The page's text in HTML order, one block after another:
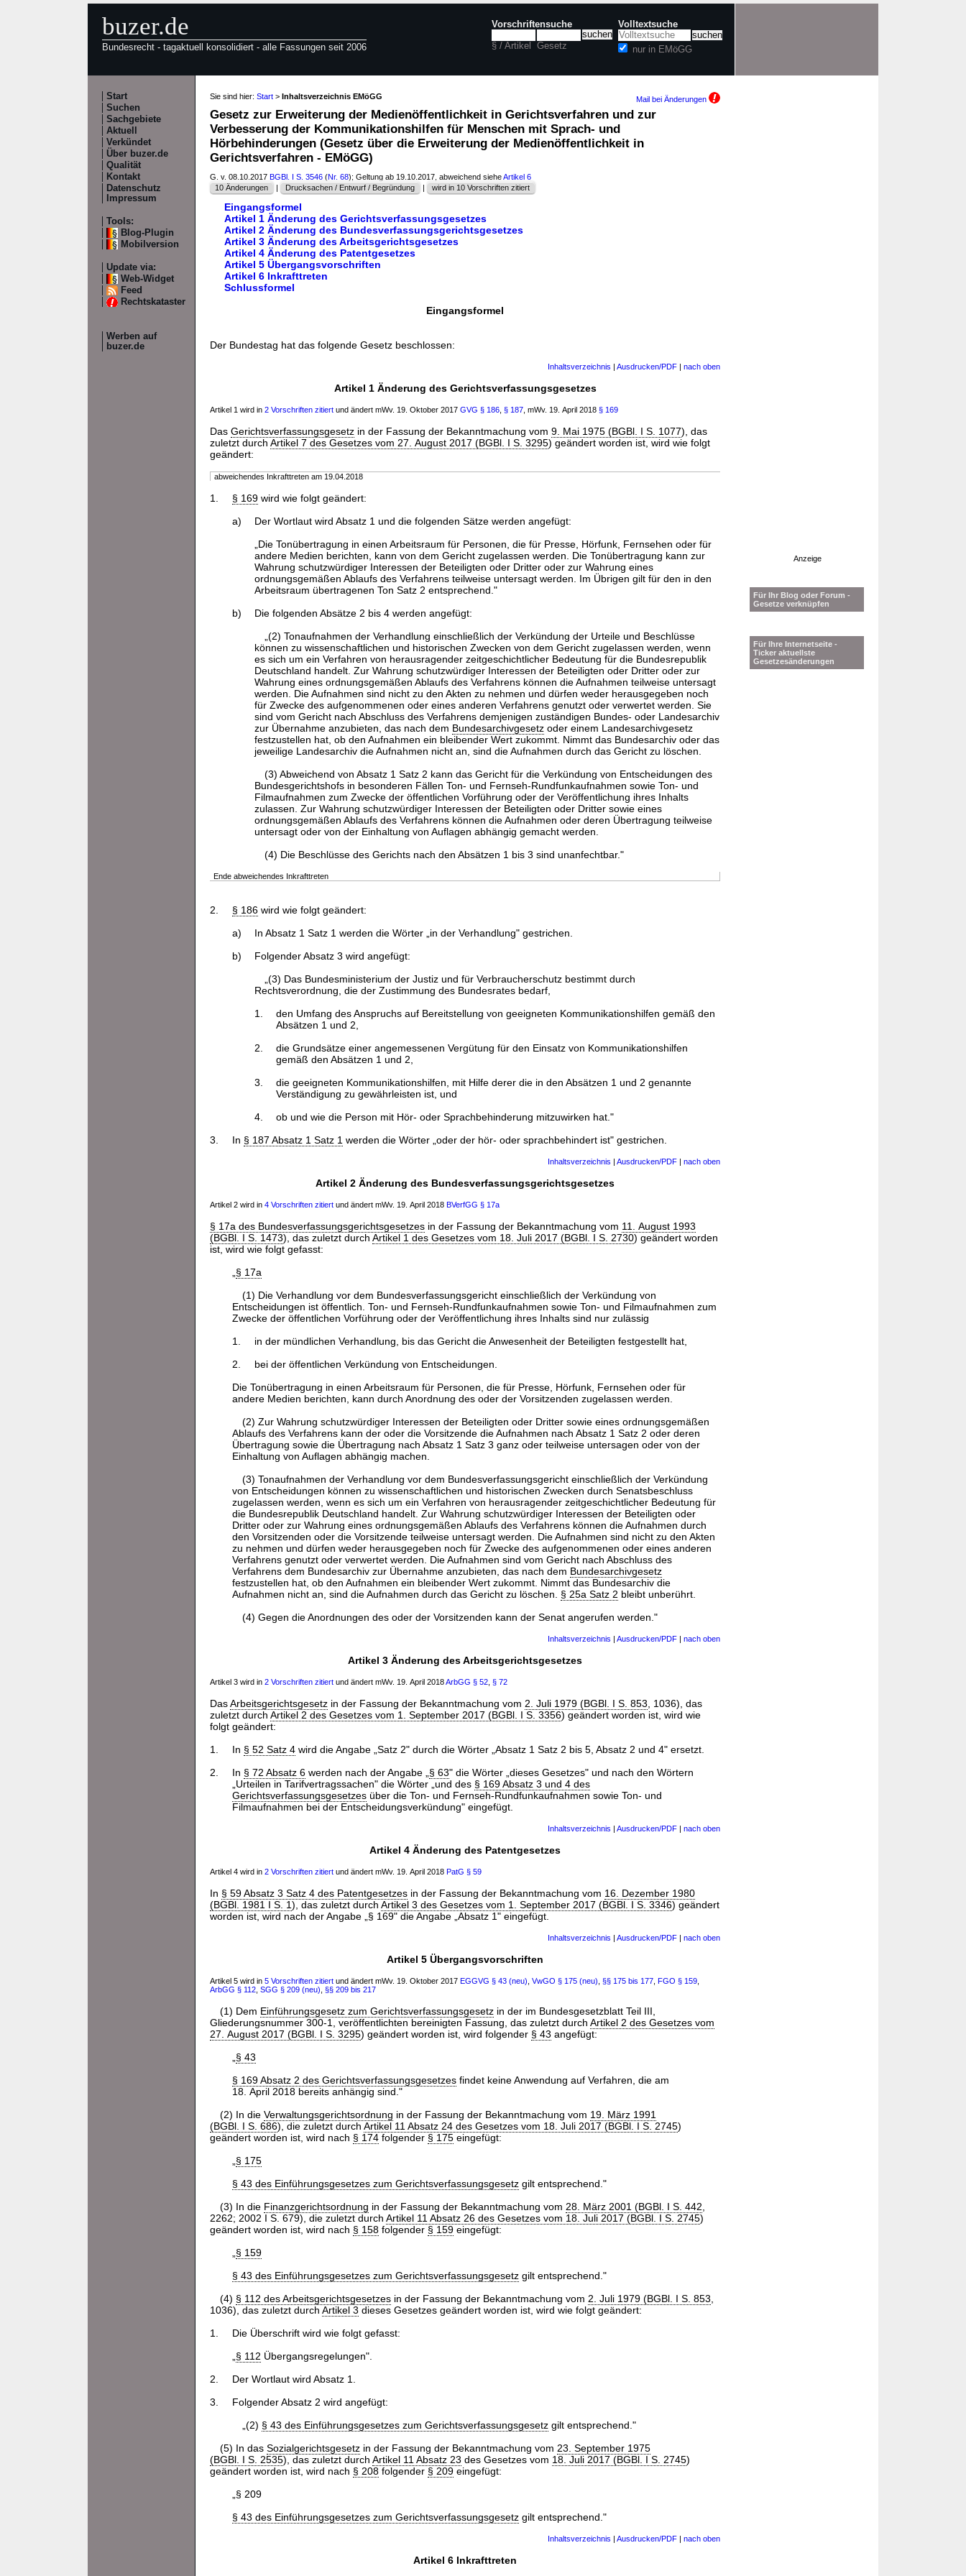
buzer.de
Bundesrecht - tagaktuell konsolidiert - alle Fassungen seit 2006
Vorschriftensuche
§ / Artikel Gesetz
Volltextsuche
nur in EMöGG
Start
Suchen
Sachgebiete
Aktuell
Verkündet
Über buzer.de
Qualität
Kontakt
Datenschutz
Impressum
Tools:
Blog-Plugin
Mobilversion
Update via:
Web-Widget
Feed
Rechtskataster
Werben auf
buzer.de
Sie sind hier: Start > Inhaltsverzeichnis EMöGG Mail bei Änderungen
Gesetz zur Erweiterung der Medienöffentlichkeit in Gerichtsverfahren und zur
Verbesserung der Kommunikationshilfen für Menschen mit Sprach- und
Hörbehinderungen (Gesetz über die Erweiterung der Medienöffentlichkeit in
Gerichtsverfahren - EMöGG)
G. v. 08.10.2017 BGBl. I S. 3546 (Nr. 68); Geltung ab 19.10.2017, abweichend sieheArtikel 6
10 Änderungen
| Drucksachen / Entwurf / Begründung | wird in 10 Vorschriften zitiert
Eingangsformel
Artikel 1 Änderung des Gerichtsverfassungsgesetzes
Artikel 2 Änderung des Bundesverfassungsgerichtsgesetzes
Artikel 3 Änderung des Arbeitsgerichtsgesetzes
Artikel 4 Änderung des Patentgesetzes
Artikel 5 Übergangsvorschriften
Artikel 6 Inkrafttreten
Schlussformel
Eingangsformel
Der Bundestag hat das folgende Gesetz beschlossen:
Inhaltsverzeichnis | Ausdrucken/PDF | nach oben
Artikel 1 Änderung des Gerichtsverfassungsgesetzes
Artikel 1 wird in 2 Vorschriften zitiert und ändert mWv. 19. Oktober 2017 GVG § 186 § 187 , mWv. 19. April 2018 § 169
Das Gerichtsverfassungsgesetz in der Fassung der Bekanntmachung vom 9. Mai 1975 (BGBl. I S. 1077), das
zuletzt durch Artikel 7 des Gesetzes vom 27. August 2017 (BGBl. I S. 3295) geändert worden ist, wird wie folgt
geändert:
abweichendes Inkrafttreten am 19.04.2018
1. § 169wird wie folgt geändert:
a)
Der Wortlaut wird Absatz 1 und die folgenden Sätze werden angefügt:
„Die Tonübertragung in einen Arbeitsraum für Personen, die für Presse, Hörfunk, Fernsehen oder für
andere Medien berichten, kann von dem Gericht zugelassen werden. Die Tonübertragung kann zur
Wahrung schutzwürdiger Interessen der Beteiligten oder Dritter oder zur Wahrung eines
ordnungsgemäßen Ablaufs des Verfahrens teilweise untersagt werden. Im Übrigen gilt für den in den
Arbeitsraum übertragenen Ton Satz 2 entsprechend."
b)
Die folgenden Absätze 2 bis 4 werden angefügt:
„(2) Tonaufnahmen der Verhandlung einschließlich der Verkündung der Urteile und Beschlüsse
können zu wissenschaftlichen und historischen Zwecken von dem Gericht zugelassen werden, wenn
es sich um ein Verfahren von herausragender zeitgeschichtlicher Bedeutung für die Bundesrepublik
Deutschland handelt. Zur Wahrung schutzwürdiger Interessen der Beteiligten oder Dritter oder zur
Wahrung eines ordnungsgemäßen Ablaufs des Verfahrens können die Aufnahmen teilweise untersagt
werden. Die Aufnahmen sind nicht zu den Akten zu nehmen und dürfen weder herausgegeben noch
für Zwecke des aufgenommenen oder eines anderen Verfahrens genutzt oder verwertet werden. Sie
sind vom Gericht nach Abschluss des Verfahrens demjenigen zuständigen Bundes- oder Landesarchiv
zur Übernahme anzubieten, das nach dem Bundesarchivgesetzoder einem Landesarchivgesetz
festzustellen hat, ob den Aufnahmen ein bleibender Wert zukommt. Nimmt das Bundesarchiv oder das
jeweilige Landesarchiv die Aufnahmen nicht an, sind die Aufnahmen durch das Gericht zu löschen.
(3) Abweichend von Absatz 1 Satz 2 kann das Gericht für die Verkündung von Entscheidungen des
Bundesgerichtshofs in besonderen Fällen Ton- und Fernseh-Rundfunkaufnahmen sowie Ton- und
Filmaufnahmen zum Zwecke der öffentlichen Vorführung oder der Veröffentlichung ihres Inhalts
zulassen. Zur Wahrung schutzwürdiger Interessen der Beteiligten oder Dritter sowie eines
ordnungsgemäßen Ablaufs des Verfahrens können die Aufnahmen oder deren Übertragung teilweise
untersagt oder von der Einhaltung von Auflagen abhängig gemacht werden.
(4) Die Beschlüsse des Gerichts nach den Absätzen 1 bis 3 sind unanfechtbar."
Ende abweichendes Inkrafttreten
2. § 186wird wie folgt geändert:
a)
In Absatz 1 Satz 1 werden die Wörter „in der Verhandlung" gestrichen.
b)
Folgender Absatz 3 wird angefügt:
„(3) Das Bundesministerium der Justiz und für Verbraucherschutz bestimmt durch
Rechtsverordnung, die der Zustimmung des Bundesrates bedarf,
1.
den Umfang des Anspruchs auf Bereitstellung von geeigneten Kommunikationshilfen gemäß den
Absätzen 1 und 2,
2.
die Grundsätze einer angemessenen Vergütung für den Einsatz von Kommunikationshilfen
gemäß den Absätzen 1 und 2,
3.
die geeigneten Kommunikationshilfen, mit Hilfe derer die in den Absätzen 1 und 2 genannte
Verständigung zu gewährleisten ist, und
4.
ob und wie die Person mit Hör- oder Sprachbehinderung mitzuwirken hat."
3.
In § 187 Absatz 1 Satz 1 werden die Wörter „oder der hör- oder sprachbehindert ist" gestrichen.
Inhaltsverzeichnis | Ausdrucken/PDF | nach oben
Artikel 2 Änderung des Bundesverfassungsgerichtsgesetzes
Artikel 2 wird in 4 Vorschriften zitiert und ändert mWv. 19. April 2018 BVerfGG § 17a
§ 17a des Bundesverfassungsgerichtsgesetzes in der Fassung der Bekanntmachung vom 11. August 1993
(BGBl. I S. 1473), das zuletzt durch Artikel 1 des Gesetzes vom 18. Juli 2017 (BGBl. I S. 2730) geändert worden
ist, wird wie folgt gefasst:
§ 17a
(1) Die Verhandlung vor dem Bundesverfassungsgericht einschließlich der Verkündung von
Entscheidungen ist öffentlich. Ton- und Fernseh-Rundfunkaufnahmen sowie Ton- und Filmaufnahmen zum
Zwecke der öffentlichen Vorführung oder der Veröffentlichung ihres Inhalts sind nur zulässig
1.
in der mündlichen Verhandlung, bis das Gericht die Anwesenheit der Beteiligten festgestellt hat,
2.
bei der öffentlichen Verkündung von Entscheidungen.
Die Tonübertragung in einen Arbeitsraum für Personen, die für Presse, Hörfunk, Fernsehen oder für
andere Medien berichten, kann durch Anordnung des oder der Vorsitzenden zugelassen werden.
(2) Zur Wahrung schutzwürdiger Interessen der Beteiligten oder Dritter sowie eines ordnungsgemäßen
Ablaufs des Verfahrens kann der oder die Vorsitzende die Aufnahmen nach Absatz 1 Satz 2 oder deren
Übertragung sowie die Übertragung nach Absatz 1 Satz 3 ganz oder teilweise untersagen oder von der
Einhaltung von Auflagen abhängig machen.
(3) Tonaufnahmen der Verhandlung vor dem Bundesverfassungsgericht einschließlich der Verkündung
von Entscheidungen können zu wissenschaftlichen und historischen Zwecken durch Senatsbeschluss
zugelassen werden, wenn es sich um ein Verfahren von herausragender zeitgeschichtlicher Bedeutung für
die Bundesrepublik Deutschland handelt. Zur Wahrung schutzwürdiger Interessen der Beteiligten oder
Dritter oder zur Wahrung eines ordnungsgemäßen Ablaufs des Verfahrens können die Aufnahmen durch
den Vorsitzenden oder die Vorsitzende teilweise untersagt werden. Die Aufnahmen sind nicht zu den Akten
zu nehmen und dürfen weder herausgegeben noch für Zwecke des aufgenommenen oder eines anderen
Verfahrens genutzt oder verwertet werden. Die Aufnahmen sind vom Gericht nach Abschluss des
Verfahrens dem Bundesarchiv zur Übernahme anzubieten, das nach dem Bundesarchivgesetz
festzustellen hat, ob den Aufnahmen ein bleibender Wert zukommt. Nimmt das Bundesarchiv die
Aufnahmen nicht an, sind die Aufnahmen durch das Gericht zu löschen. § 25a Satz 2 bleibt unberührt.
(4) Gegen die Anordnungen des oder der Vorsitzenden kann der Senat angerufen werden."
Inhaltsverzeichnis | Ausdrucken/PDF | nach oben
Artikel 3 Änderung des Arbeitsgerichtsgesetzes
Artikel 3 wird in 2 Vorschriften zitiert und ändert mWv. 19. April 2018ArbGG § 52 § 72
DasArbeitsgerichtsgesetz in der Fassung der Bekanntmachung vom 2. Juli 1979 (BGBl. I S. 853 , 1036), das
zuletzt durch Artikel 2 des Gesetzes vom 1. September 2017 (BGBl. I S. 3356) geändert worden ist, wird wie
folgt geändert:
1.
In § 52 Satz 4wird die Angabe „Satz 2" durch die Wörter „Absatz 1 Satz 2 bis 5, Absatz 2 und 4" ersetzt.
2.
In § 72 Absatz 6werden nach der Angabe „ § 63" die Wörter „dieses Gesetzes" und nach den Wörtern
„Urteilen in Tarifvertragssachen" die Wörter „und des § 169 Absatz 3 und 4 des
Gerichtsverfassungsgesetzesüber die Ton- und Fernseh-Rundfunkaufnahmen sowie Ton- und
Filmaufnahmen bei der Entscheidungsverkündung" eingefügt.
Inhaltsverzeichnis | Ausdrucken/PDF | nach oben
Artikel 4 Änderung des Patentgesetzes
Artikel 4 wird in 2 Vorschriften zitiert und ändert mWv. 19. April 2018 PatG § 59
In § 59 Absatz 3 Satz 4 des Patentgesetzes in der Fassung der Bekanntmachung vom 16. Dezember 1980
(BGBl. 1981 I S. 1), das zuletzt durch Artikel 3 des Gesetzes vom 1. September 2017 (BGBl. I S. 3346) geändert
worden ist, wird nach der Angabe „§ 169" die Angabe „Absatz 1" eingefügt.
Inhaltsverzeichnis | Ausdrucken/PDF | nach oben
Artikel 5 Übergangsvorschriften
Artikel 5 wird in 5 Vorschriften zitiert und ändert mWv. 19. Oktober 2017 EGGVG § 43 (neu) VwGO § 175 (neu) §§ 175 bis 177 FGO § 159
ArbGG § 112 SGG § 209 (neu) §§ 209 bis 217
(1) Dem Einführungsgesetz zum Gerichtsverfassungsgesetz in der im Bundesgesetzblatt Teil III,
Gliederungsnummer 300-1, veröffentlichten bereinigten Fassung, das zuletzt durch Artikel 2 des Gesetzes vom
27. August 2017 (BGBl. I S. 3295) geändert worden ist, wird folgender § 43 angefügt:
§ 43
§ 169 Absatz 2 des Gerichtsverfassungsgesetzesfindet keine Anwendung auf Verfahren, die am
18. April 2018 bereits anhängig sind."
(2) In die Verwaltungsgerichtsordnung in der Fassung der Bekanntmachung vom 19. März 1991
(BGBl. I S. 686), die zuletzt durch Artikel 11 Absatz 24 des Gesetzes vom 18. Juli 2017 (BGBl. I S. 2745)
geändert worden ist, wird nach § 174 folgender § 175 eingefügt:
§ 175
§ 43 des Einführungsgesetzes zum Gerichtsverfassungsgesetzgilt entsprechend."
(3) In die Finanzgerichtsordnung in der Fassung der Bekanntmachung vom 28. März 2001 (BGBl. I S. 442
2262; 2002 I S. 679), die zuletzt durch Artikel 11 Absatz 26 des Gesetzes vom 18. Juli 2017 (BGBl. I S. 2745)
geändert worden ist, wird nach § 158 folgender § 159 eingefügt:
§ 159
§ 43 des Einführungsgesetzes zum Gerichtsverfassungsgesetzgilt entsprechend."
(4) § 112 des Arbeitsgerichtsgesetzes in der Fassung der Bekanntmachung vom 2. Juli 1979 (BGBl. I S. 853
1036), das zuletzt durch Artikel 3 dieses Gesetzes geändert worden ist, wird wie folgt geändert:
1.
Die Überschrift wird wie folgt gefasst:
§ 112 Übergangsregelungen".
2.
Der Wortlaut wird Absatz 1.
3.
Folgender Absatz 2 wird angefügt:
„(2) § 43 des Einführungsgesetzes zum Gerichtsverfassungsgesetzgilt entsprechend."
(5) In das Sozialgerichtsgesetz in der Fassung der Bekanntmachung vom 23. September 1975
(BGBl. I S. 2535), das zuletzt durch Artikel 11 Absatz 23 des Gesetzes vom 18. Juli 2017 (BGBl. I S. 2745)
geändert worden ist, wird nach § 208 folgender § 209 eingefügt:
„§ 209
§ 43 des Einführungsgesetzes zum Gerichtsverfassungsgesetzgilt entsprechend."
Inhaltsverzeichnis | Ausdrucken/PDF | nach oben
Artikel 6 Inkrafttreten
Anzeige
Für Ihr Blog oder Forum -
Gesetze verknüpfen
Für Ihre Internetseite -
Ticker aktuellste
Gesetzesänderungen